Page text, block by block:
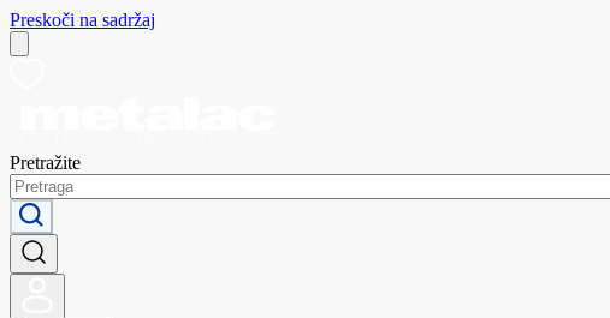
Preskoči na sadržaj
Pretražite